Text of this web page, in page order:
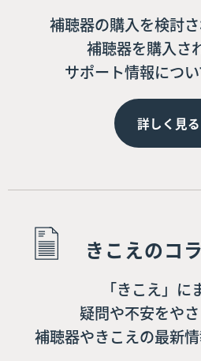
補聴器の購入を検討さ
補聴器を購入さ
サポート情報につい
詳しく見る
きこえのコ
「きこえ」に
疑問や不安をやさ
補聴器やきこえの最新情